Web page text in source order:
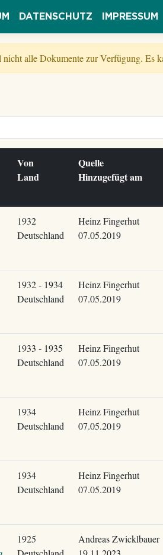
DATENSCHUTZ IMPRESSUM
alle Dokumente zur Verfügung.
Von
Land
Quelle
Hinzugefügt am
1932
Deutschland
Heinz Fingerhut
07.05.2019
1932 - 1934
Deutschland
Heinz Fingerhut
07.05.2019
1933 - 1935
Deutschland
Heinz Fingerhut
07.05.2019
1934
Deutschland
Heinz Fingerhut
07.05.2019
1934
Deutschland
Heinz Fingerhut
07.05.2019
1925
Andreas Zwicklbauer